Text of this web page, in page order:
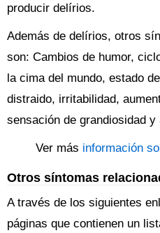
producir delírios.
Además de delírios, otros
son: Cambios de humor,
la cima del mundo, estado
distraido, irritabilidad,
sensación de grandiosidad
Ver más información
Otros síntomas
A través de los siguientes
páginas que contienen un